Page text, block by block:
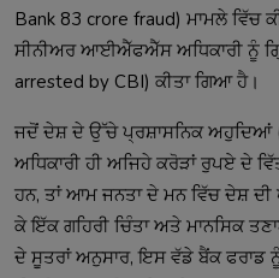
Bank 83 crore fraud) ਮਾਮਲੇ ਵਿੱਚ
ਸੀਨੀਅਰ ਆਈਐੱਫਐੱਸ ਅਧਿਕਾਰੀ ਨੂੰ
arrested by CBI) ਕੀਤਾ ਗਿਆ ਹੈ।
ਜਦੋਂ ਦੇਸ਼ ਦੇ ਉੱਚੇ ਪ੍ਰਸ਼ਾਸਨਿਕ ਅਹੁਦਿਆਂ
ਅਧਿਕਾਰੀ ਹੀ ਅਜਿਹੇ ਕਰੋੜਾਂ ਰੁਪਏ ਦੇ
ਹਨ, ਤਾਂ ਆਮ ਜਨਤਾ ਦੇ ਮਨ ਵਿੱਚ ਦੇਸ਼
ਕੇ ਇੱਕ ਗਹਿਰੀ ਚਿੰਤਾ ਅਤੇ ਮਾਨਸਿਕ
ਦੇ ਸੂਤਰਾਂ ਅਨੁਸਾਰ, ਇਸ ਵੱਡੇ ਬੈਂਕ